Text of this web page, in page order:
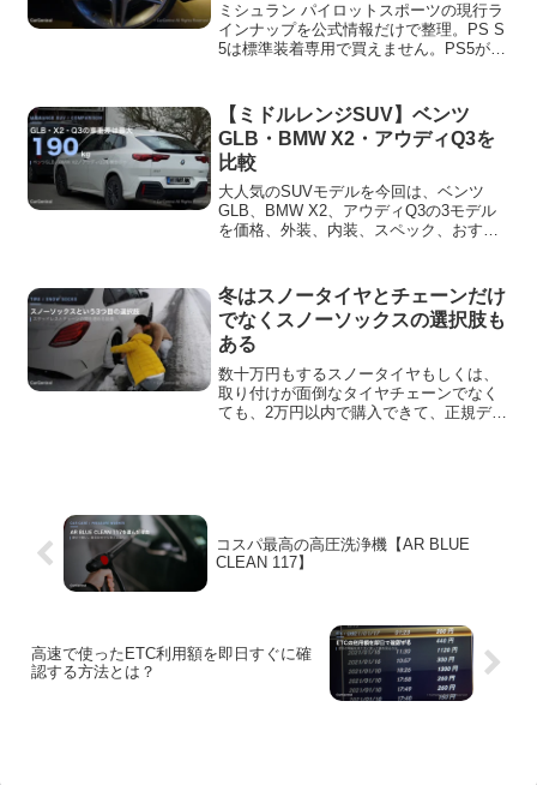
ミシュラン パイロットスポーツの現行ラ
インナップを公式情報だけで整理。PS S
5は標準装着専用で買えません。PS5が
【ミドルレンジSUV】ベンツ
GLB・BMW X2・アウディQ3を
比較
大人気のSUVモデルを今回は、ベンツ
GLB、BMW X2、アウディQ3の3モデル
を価格、外装、内装、スペック、おすす
冬はスノータイヤとチェーンだけ
でなくスノーソックスの選択肢も
ある
数十万円もするスノータイヤもしくは、
取り付けが面倒なタイヤチェーンでなく
ても、2万円以内で購入できて、正規ディ
コスパ最高の高圧洗浄機【AR BLUE
CLEAN 117】
高速で使ったETC利用額を即日すぐに確
認する方法とは？